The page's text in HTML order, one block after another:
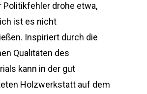
Politikfehler drohe etwa,
ist es nicht
Inspiriert durch die
Qualitäten des
kann in der gut
Holzwerkstatt auf dem